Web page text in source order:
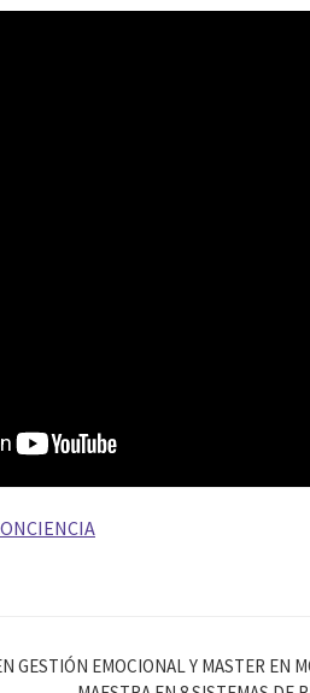
GESTIÓN EMOCIONAL Y MASTER EN